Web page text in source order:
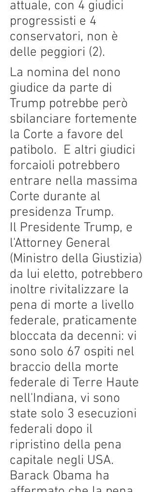
attuale, con 4 giudici
progressisti e 4
conservatori, non è
delle peggiori (2).
La nomina del nono
giudice da parte di
Trump potrebbe però
sbilanciare fortemente
la Corte a favore del
patibolo. E altri giudici
forcaioli potrebbero
entrare nella massima
Corte durante al
presidenza Trump.
Il Presidente Trump, e
l'Attorney General
(Ministro della Giustizia)
da lui eletto, potrebbero
inoltre rivitalizzare la
pena di morte a livello
federale, praticamente
bloccata da decenni: vi
sono solo 67 ospiti nel
braccio della morte
federale di Terre Haute
nell'Indiana, vi sono
state solo 3 esecuzioni
federali dopo il
ripristino della pena
capitale negli USA.
Barack Obama ha